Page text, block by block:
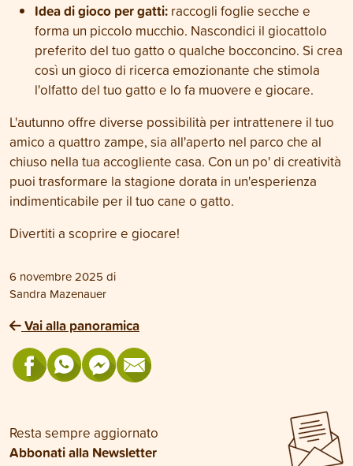
Idea di gioco per gatti: raccogli foglie secche e
forma un piccolo mucchio. Nascondici il giocattolo
preferito del tuo gatto o qualche bocconcino. Si crea
così un gioco di ricerca emozionante che stimola
l'olfatto del tuo gatto e lo fa muovere e giocare.
L'autunno offre diverse possibilità per intrattenere il tuo
amico a quattro zampe, sia all'aperto nel parco che al
chiuso nella tua accogliente casa. Con un po' di creatività
puoi trasformare la stagione dorata in un'esperienza
indimenticabile per il tuo cane o gatto.
Divertiti a scoprire e giocare!
6 novembre 2025 di
Sandra Mazenauer
Vai alla panoramica
Resta sempre aggiornato
Abbonati alla Newsletter